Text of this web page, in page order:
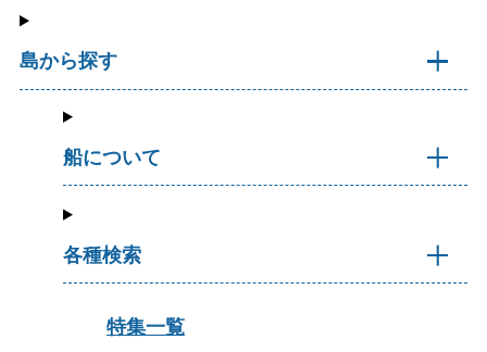
島から探す
船について
各種検索
特集一覧